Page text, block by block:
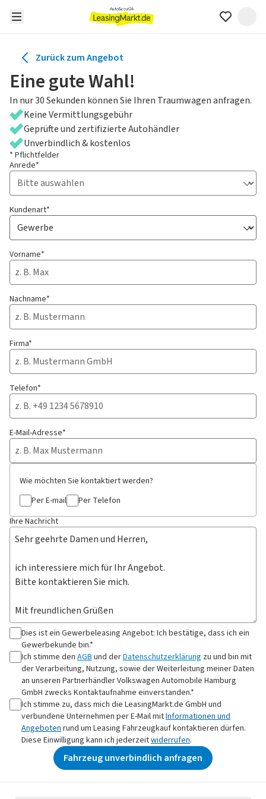
Zurück zum Angebot
Eine gute Wahl!
In nur 30 Sekunden können Sie Ihren Traumwagen anfragen.
Keine Vermittlungsgebühr
Geprüfte und zertifizierte Autohändler
Unverbindlich & kostenlos
* Pflichtfelder
Anrede*
Kundenart*
Vorname*
Nachname*
Firma*
Telefon*
E-Mail-Adresse*
Wie möchten Sie kontaktiert werden?
Per E-mail
Per Telefon
Ihre Nachricht
Dies ist ein Gewerbeleasing Angebot: Ich bestätige, dass ich ein
Gewerbekunde bin.*
Ich stimme den AGBund derDatenschutzerklärung zu und bin mit
der Verarbeitung, Nutzung, sowie der Weiterleitung meiner Daten
an unseren Partnerhändler Volkswagen Automobile Hamburg
GmbH zwecks Kontaktaufnahme einverstanden.*
Ich stimme zu, dass mich die LeasingMarkt.de GmbH und
verbundene Unternehmen per E-Mail mitInformationen und
Angebotenrund um Leasing Fahrzeugkauf kontaktieren dürfen.
Diese Einwilligung kann ich jederzeitwiderrufen.
Fahrzeug unverbindlich anfragen